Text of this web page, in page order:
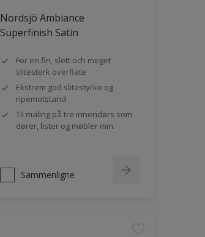
Nordsjö Ambiance
Superfinish Satin
For en fin, slett och meget
slitesterk overflate
Ekstrem god slitestyrke og
ripemotstand
Til maling på tre innendørs som
dører, lister og møbler mm.
Sammenligne